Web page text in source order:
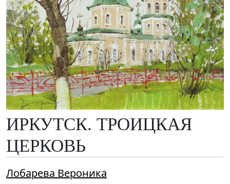
ИРКУТСК. ТРОИЦКАЯ
ЦЕРКОВЬ
Лобарева Вероника